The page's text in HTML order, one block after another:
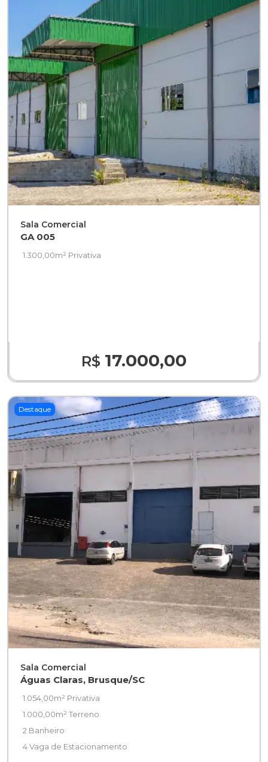
Sala Comercial
GA 005
1.300,00m² Privativa
R$ 17.000,00
Destaque
Sala Comercial
Águas Claras, Brusque/SC
1.054,00m² Privativa
1.000,00m² Terreno
2 Banheiro
4 Vaga de Estacionamento